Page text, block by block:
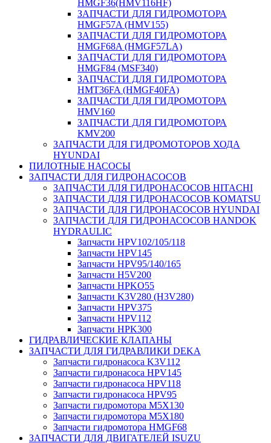
HMGF36(HMV116HF)
ЗАПЧАСТИ ДЛЯ ГИДРОМОТОРА
HMGF57A (HMV155)
ЗАПЧАСТИ ДЛЯ ГИДРОМОТОРА
HMGF68A (HMGF57LA)
ЗАПЧАСТИ ДЛЯ ГИДРОМОТОРА
HMGF84 (MSF340)
ЗАПЧАСТИ ДЛЯ ГИДРОМОТОРА
HMT36FA (HMGF40FA)
ЗАПЧАСТИ ДЛЯ ГИДРОМОТОРА
HMV160
ЗАПЧАСТИ ДЛЯ ГИДРОМОТОРА
KMV200
ЗАПЧАСТИ ДЛЯ ГИДРОМОТОРОВ ХОДА
HYUNDAI
ПИЛОТНЫЕ НАСОСЫ
ЗАПЧАСТИ ДЛЯ ГИДРОНАСОСОВ
ЗАПЧАСТИ ДЛЯ ГИДРОНАСОСОВ HITACHI
ЗАПЧАСТИ ДЛЯ ГИДРОНАСОСОВ KOMATSU
ЗАПЧАСТИ ДЛЯ ГИДРОНАСОСОВ HYUNDAI
ЗАПЧАСТИ ДЛЯ ГИДРОНАСОСОВ HANDOK
HYDRAULIC
Запчасти HPV102/105/118
Запчасти HPV145
Запчасти HPV95/140/165
Запчасти H5V200
Запчасти HPKO55
Запчасти K3V280 (H3V280)
Запчасти HPV375
Запчасти HPV112
Запчасти HPK300
ГИДРАВЛИЧЕСКИЕ КЛАПАНЫ
ЗАПЧАСТИ ДЛЯ ГИДРАВЛИКИ DEKA
Запчасти гидронасоса K3V112
Запчасти гидронасоса HPV145
Запчасти гидронасоса HPV118
Запчасти гидронасоса HPV95
Запчасти гидромотора M5X130
Запчасти гидромотора M5X180
Запчасти гидромотора HMGF68
ЗАПЧАСТИ ДЛЯ ДВИГАТЕЛЕЙ ISUZU